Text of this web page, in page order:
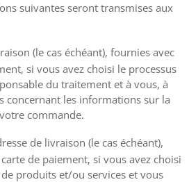
suivantes seront transmises aux
(le cas échéant), fournies avec
si vous avez choisi le processus
du traitement et à vous, à
concernant les informations sur la
commande.
de livraison (le cas échéant),
de paiement, si vous avez choisi
produits et/ou services et vous